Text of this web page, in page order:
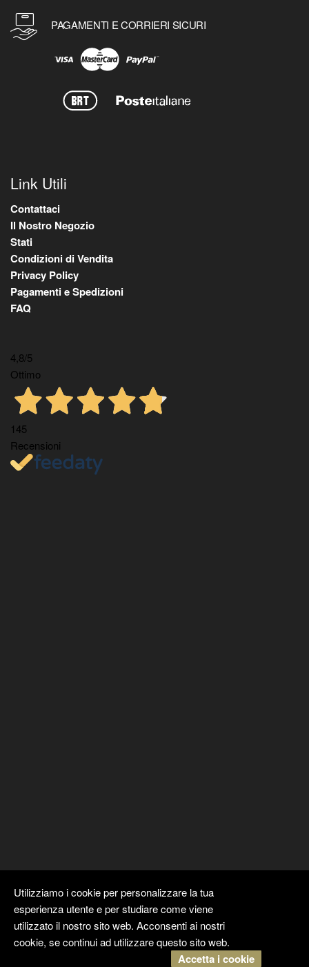
PAGAMENTI E CORRIERI SICURI
Link Utili
Contattaci
Il Nostro Negozio
Stati
Condizioni di Vendita
Privacy Policy
Pagamenti e Spedizioni
FAQ
4,8/5
Ottimo
145
Recensioni
Utilizziamo i cookie per personalizzare la tua
esperienza utente e per studiare come viene
utilizzato il nostro sito web. Acconsenti ai nostri
cookie, se continui ad utilizzare questo sito web.
Accetta i cookie